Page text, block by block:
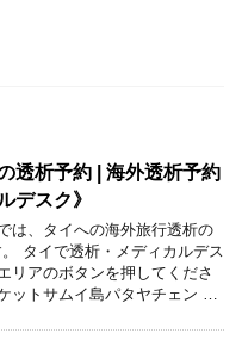
透析予約 | 海外透析予約
デスク》
は、タイへの海外旅行透析の
タイで透析・メディカルデス
リアのボタンを押してくださ
ットサムイ島パタヤチェン …